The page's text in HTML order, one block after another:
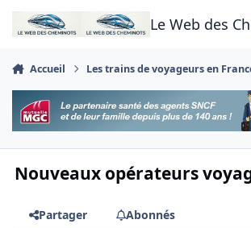
Aller au contenu
Le Web des
Accueil Les trains de voyageurs en
Nouveaux opérateurs
Partager
Abonnés